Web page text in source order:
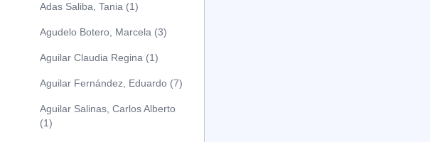
Adas Saliba, Tania (1)
Agudelo Botero, Marcela (3)
Aguilar Claudia Regina (1)
Aguilar Fernández, Eduardo (7)
Aguilar Salinas, Carlos Alberto
(1)